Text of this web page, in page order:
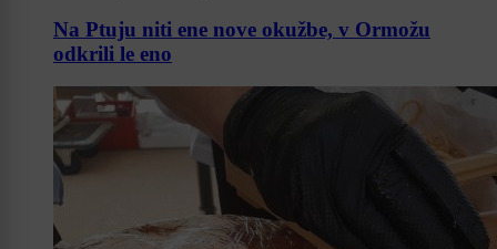
Na Ptuju niti ene nove okužbe, v Ormožu
odkrili le eno